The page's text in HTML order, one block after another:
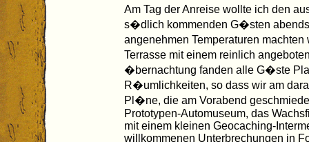
Am Tag der Anreise wollte ich den
s�dlich kommenden G�sten
angenehmen Temperaturen
Terrasse mit einem reinlich
�bernachtung fanden alle G�ste
R�umlichkeiten, so dass wir am
Pl�ne, die am Vorabend
Prototypen-Automuseum, das
mit einem kleinen Geocaching-
willkommenen Unterbrechungen in